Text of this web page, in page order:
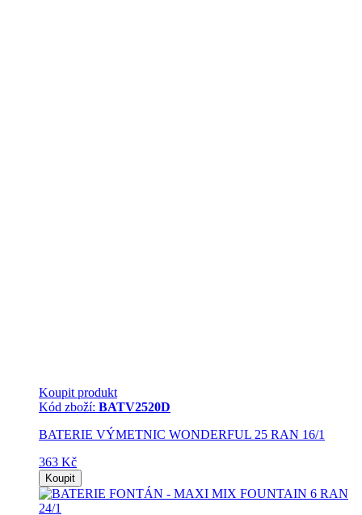
Koupit produkt
Kód zboží: BATV2520D
BATERIE VÝMETNIC WONDERFUL 25 RAN 16/1
363 Kč
Koupit